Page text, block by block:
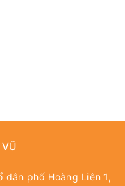
dân phố Hoàng Liên 1,